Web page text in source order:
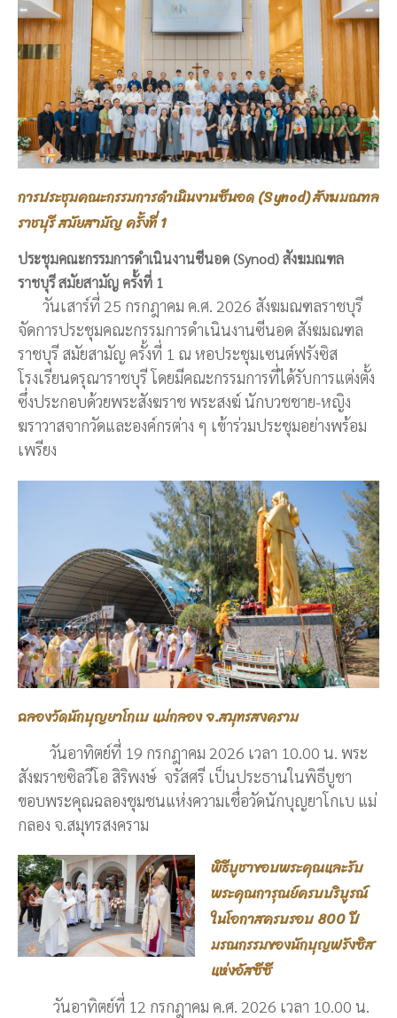
การประชุมคณะกรรมการดำเนินงานซีนอด (Synod) สังฆมณฑล
ราชบุรี สมัยสามัญ ครั้งที่ 1
ประชุมคณะกรรมการดำเนินงานซีนอด (Synod) สังฆมณฑล
ราชบุรี สมัยสามัญ ครั้งที่ 1
วันเสาร์ที่ 25 กรกฎาคม ค.ศ. 2026 สังฆมณฑลราชบุรี
จัดการประชุมคณะกรรมการดำเนินงานซีนอด สังฆมณฑล
ราชบุรี สมัยสามัญ ครั้งที่ 1 ณ หอประชุมเซนต์ฟรังซิส
โรงเรียนดรุณาราชบุรี โดยมีคณะกรรมการที่ได้รับการแต่งตั้ง
ซึ่งประกอบด้วยพระสังฆราช พระสงฆ์ นักบวชชาย-หญิง
ฆราวาสจากวัดและองค์กรต่าง ๆ เข้าร่วมประชุมอย่างพร้อม
เพรียง
ฉลองวัดนักบุญยาโกเบ แม่กลอง จ.สมุทรสงคราม
วันอาทิตย์ที่ 19 กรกฎาคม 2026 เวลา 10.00 น. พระ
สังฆราชซิลวีโอ สิริพงษ์ จรัสศรี เป็นประธานในพิธีบูชา
ขอบพระคุณฉลองชุมชนแห่งความเชื่อวัดนักบุญยาโกเบ แม่
กลอง จ.สมุทรสงคราม
พิธีบูชาขอบพระคุณและรับ
พระคุณการุณย์ครบบริบูรณ์
ในโอกาสครบรอบ 800 ปี
มรณกรรมของนักบุญฟรังซิส
แห่งอัสซีซี
วันอาทิตย์ที่ 12 กรกฎาคม ค.ศ. 2026 เวลา 10.00 น.